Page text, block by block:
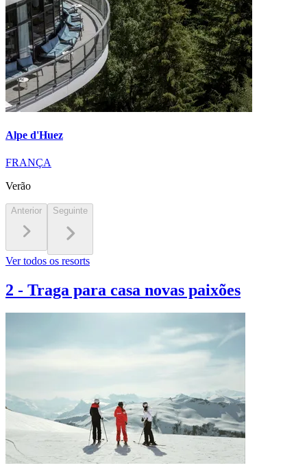
Alpe d'Huez
FRANÇA
Verão
Anterior Seguinte
Ver todos os resorts
2 - Traga para casa novas paixões